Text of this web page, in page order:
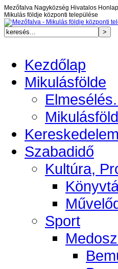
Mezőfalva Nagyközség Hivatalos
Mikulás földje központi települése
Kezdőlap
Mikulásfölde
Kereskedelem
Szabadidő
Kultúra,
Sport